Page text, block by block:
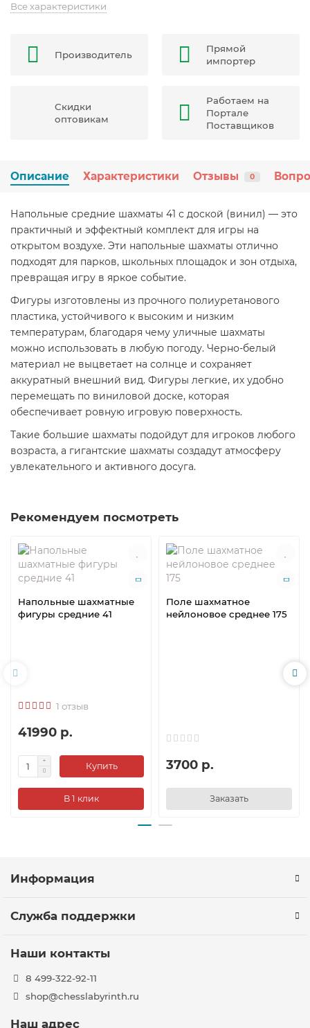
Все характеристики
Производитель
Прямой
импортер
Скидки
оптовикам
Работаем на
Портале
Поставщиков
Описание Характеристики Отзывы 0
Напольные средние шахматы 41 с доской (винил) — это
практичный и эффектный комплект для игры на
открытом воздухе. Эти напольные шахматы отлично
подходят для парков, школьных площадок и зон отдыха,
превращая игру в яркое событие.
Фигуры изготовлены из прочного полиуретанового
пластика, устойчивого к высоким и низким
температурам, благодаря чему уличные шахматы
можно использовать в любую погоду. Черно-белый
материал не выцветает на солнце и сохраняет
аккуратный внешний вид. Фигуры легкие, их удобно
перемещать по виниловой доске, которая
обеспечивает ровную игровую поверхность.
Такие большие шахматы подойдут для игроков любого
возраста, а гигантские шахматы создадут атмосферу
увлекательного и активного досуга.
Рекомендуем посмотреть
Напольные шахматные
фигуры средние 41
1 отзыв
41990 р.
Купить
В 1 клик
Поле шахматное
нейлоновое среднее 175
3700 р.
Заказать
Информация
Служба поддержки
Наши контакты
8 499-322-92-11
shop@chesslabyrinth.ru
Наш адрес